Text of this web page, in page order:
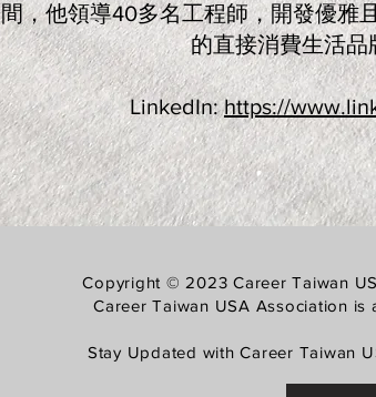
間，他領導40多名工程師，開發優雅
的直接消費生活品
LinkedIn:https://
Copyright © 2023 Career Taiwan
Career Taiwan USA Association is
Stay Updated with Career Taiwan